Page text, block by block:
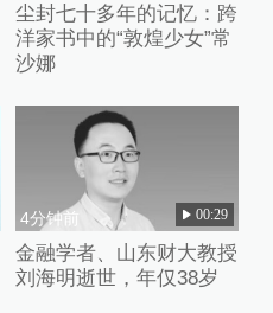
尘封七十多年的记忆：跨
洋家书中的“敦煌少女”常
沙娜
4分钟前 00:29
金融学者、山东财大教授
刘海明逝世，年仅38岁